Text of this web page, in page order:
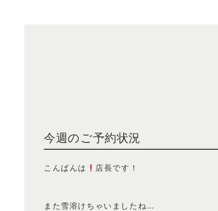
今週のご予約状況
こんばんは 店長です！
また雪溶けちゃいましたね…